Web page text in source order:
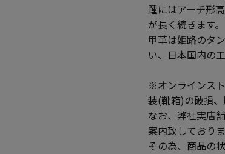
踵にはアーチ形
が長く続きます。
甲革は姫路のタ
い、日本国内の
※オンラインス
装(靴箱)の破損、
なお、弊社実店
案内致しておりま
その為、商品の